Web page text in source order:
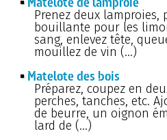
Prenez deux lamproies,
bouillante pour les
sang, enlevez tête,
mouillez de vin (…)
Matelote des bois
Préparez, coupez en
perches, tanches, etc.
de beurre, un oignon
lard de (…)